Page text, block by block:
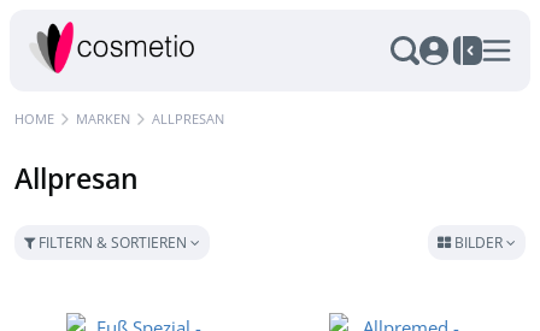
HOME MARKEN ALLPRESAN
Allpresan
FILTERN & SORTIEREN BILDER